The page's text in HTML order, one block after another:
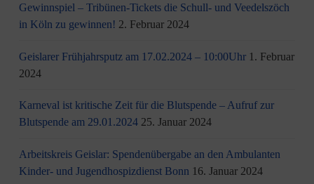
Gewinnspiel – Tribünen-Tickets die Schull- und Veedelszöch
in Köln zu gewinnen! 2. Februar 2024
Geislarer Frühjahrsputz am 17.02.2024 – 10:00Uhr 1. Februar
2024
Karneval ist kritische Zeit für die Blutspende – Aufruf zur
Blutspende am 29.01.2024 25. Januar 2024
Arbeitskreis Geislar: Spendenübergabe an den Ambulanten
Kinder- und Jugendhospizdienst Bonn 16. Januar 2024